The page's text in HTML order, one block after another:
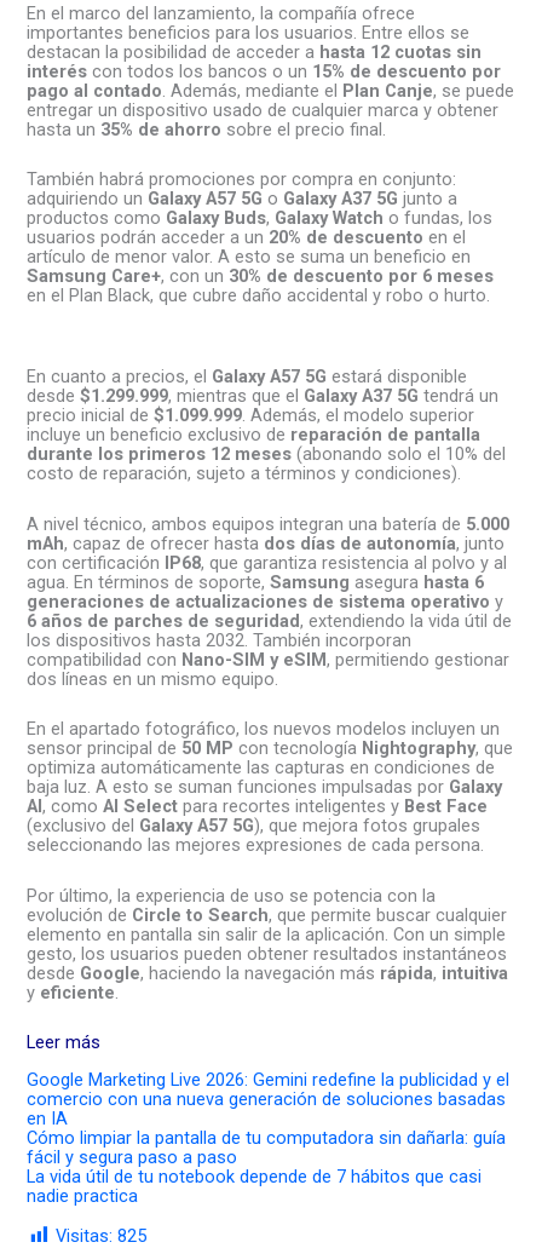
En el marco del lanzamiento, la compañía ofrece
importantes beneficios para los usuarios. Entre ellos se
destacan la posibilidad de acceder a hasta 12 cuotas sin
interés con todos los bancos o un 15% de descuento por
pago al contado . Además, mediante el Plan Canje, se puede
entregar un dispositivo usado de cualquier marca y obtener
hasta un 35% de ahorro sobre el precio final.
También habrá promociones por compra en conjunto:
adquiriendo un Galaxy A57 5G o Galaxy A37 5G junto a
productos como Galaxy Buds, Galaxy Watch o fundas, los
usuarios podrán acceder a un 20% de descuento en el
artículo de menor valor. A esto se suma un beneficio en
Samsung Care+, con un 30% de descuento por 6 meses
en el Plan Black, que cubre daño accidental y robo o hurto.
En cuanto a precios, el Galaxy A57 5G estará disponible
desde$1.299.999, mientras que el Galaxy A37 5G tendrá un
precio inicial de$1.099.999. Además, el modelo superior
incluye un beneficio exclusivo de reparación de pantalla
durante los primeros 12 meses (abonando solo el 10% del
costo de reparación, sujeto a términos y condiciones).
A nivel técnico, ambos equipos integran una batería de 5.000
mAh, capaz de ofrecer hasta dos días de autonomía, junto
con certificación IP68, que garantiza resistencia al polvo y al
agua. En términos de soporte,Samsung asegura hasta 6
generaciones de actualizaciones de sistema operativo y
6 años de parches de seguridad, extendiendo la vida útil de
los dispositivos hasta 2032. También incorporan
compatibilidad con Nano-SIM y eSIM, permitiendo gestionar
dos líneas en un mismo equipo.
En el apartado fotográfico, los nuevos modelos incluyen un
sensor principal de 50 MP con tecnología Nightography, que
optimiza automáticamente las capturas en condiciones de
baja luz. A esto se suman funciones impulsadas por Galaxy
AI, comoAI Select para recortes inteligentes y Best Face
(exclusivo del Galaxy A57 5G), que mejora fotos grupales
seleccionando las mejores expresiones de cada persona.
Por último, la experiencia de uso se potencia con la
evolución de Circle to Search, que permite buscar cualquier
elemento en pantalla sin salir de la aplicación. Con un simple
gesto, los usuarios pueden obtener resultados instantáneos
desde Google, haciendo la navegación más rápida, intuitiva
y eficiente.
Leer más
Google Marketing Live 2026: Gemini redefine la publicidad y el
comercio con una nueva generación de soluciones basadas
en IA
Cómo limpiar la pantalla de tu computadora sin dañarla: guía
fácil y segura paso a paso
La vida útil de tu notebook depende de 7 hábitos que casi
nadie practica
Visitas: 825